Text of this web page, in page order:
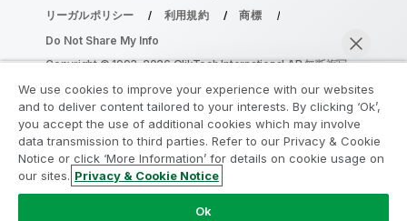
リーガルポリシー
利用規約
商標
Do Not Share My Info
Copyright © 1993-2026 QlikTech International AB.無断複写・
分析の近代化プログラムに参加する
分析最新化プログラムにより、重要な QlikView app を危険
We use cookies to improve your experience with our websites
and to deliver content tailored to your interests. By clicking ‘Ok’,
you accept the use of additional cookies which may involve
data transmission to third parties. Refer to our Privacy & Cookie
Notice or click ‘More Information’ for details on cookie usage on
our sites. Privacy & Cookie Notice
Ok